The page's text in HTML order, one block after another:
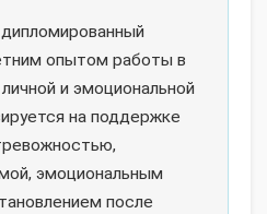
опытом работы в
и эмоциональной
на поддержке
эмоциональным
после